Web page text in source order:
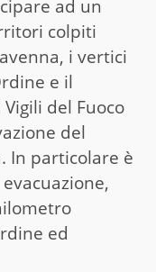
ad un
colpiti
i vertici
e il
del Fuoco
del
In particolare è
ed